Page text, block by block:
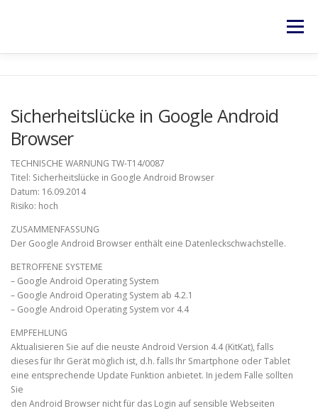
Menü
RECHTLICHES
Sicherheitslücke in Google Android
Browser
TECHNISCHE WARNUNG TW-T14/0087
Titel: Sicherheitslücke in Google Android Browser
Datum: 16.09.2014
Risiko: hoch
ZUSAMMENFASSUNG
Der Google Android Browser enthält eine Datenleckschwachstelle.
BETROFFENE SYSTEME
– Google Android Operating System
– Google Android Operating System ab 4.2.1
– Google Android Operating System vor 4.4
EMPFEHLUNG
Aktualisieren Sie auf die neuste Android Version 4.4 (KitKat), falls
dieses für Ihr Gerät möglich ist, d.h. falls Ihr Smartphone oder Tablet
eine entsprechende Update Funktion anbietet. In jedem Falle sollten
Sie
den Android Browser nicht für das Login auf sensible Webseiten